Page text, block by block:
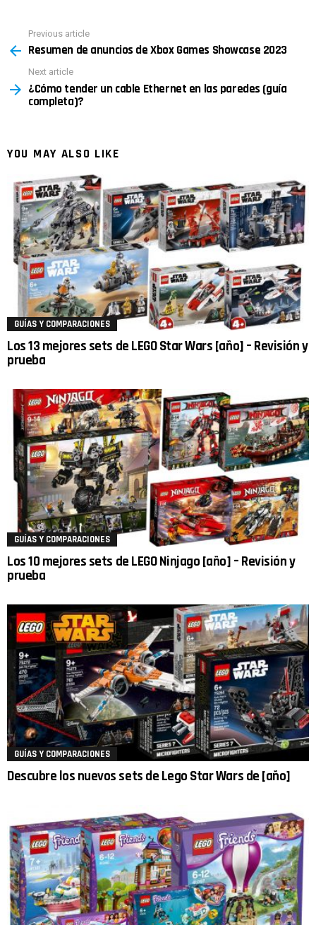
more
Previous article
Resumen de anuncios de Xbox Games Showcase 2023
Next article
¿Cómo tender un cable Ethernet en las paredes (guía
completa)?
YOU MAY ALSO LIKE
GUÍAS Y COMPARACIONES
Los 13 mejores sets de LEGO Star Wars [año] – Revisión y
prueba
GUÍAS Y COMPARACIONES
Los 10 mejores sets de LEGO Ninjago [año] – Revisión y
prueba
GUÍAS Y COMPARACIONES
Descubre los nuevos sets de Lego Star Wars de [año]